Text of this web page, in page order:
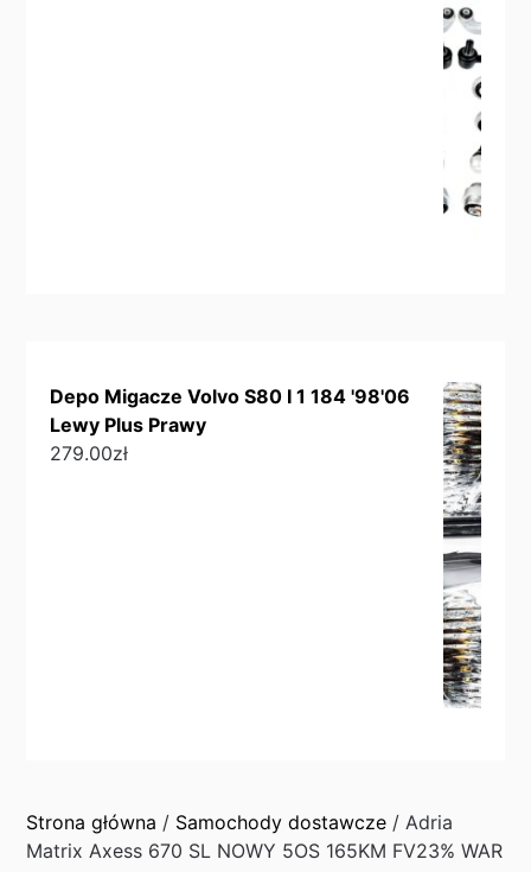
Depo Migacze Volvo S80 I 1 184 '98'06
Lewy Plus Prawy
279.00zł
Strona główna / Samochody dostawcze / Adria
Matrix Axess 670 SL NOWY 5OS 165KM FV23% WAR